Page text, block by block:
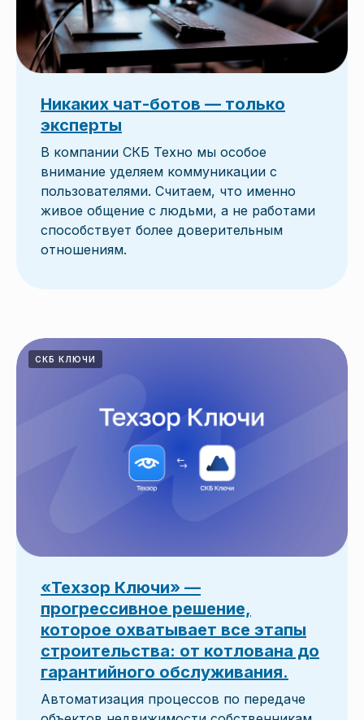
Никаких чат-ботов — только
эксперты
В компании СКБ Техно мы особое
внимание уделяем коммуникации с
пользователями. Считаем, что именно
живое общение с людьми, а не работами
способствует более доверительным
отношениям.
СКБ КЛЮЧИ
«Техзор Ключи» —
прогрессивное решение,
которое охватывает все этапы
строительства: от котлована до
гарантийного обслуживания.
Автоматизация процессов по передаче